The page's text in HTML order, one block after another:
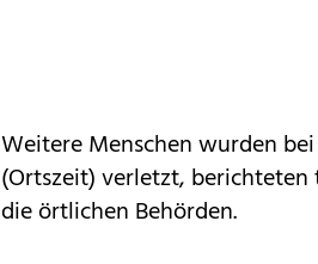
Weitere Menschen wurden
(Ortszeit) verletzt,
die örtlichen Behörden.